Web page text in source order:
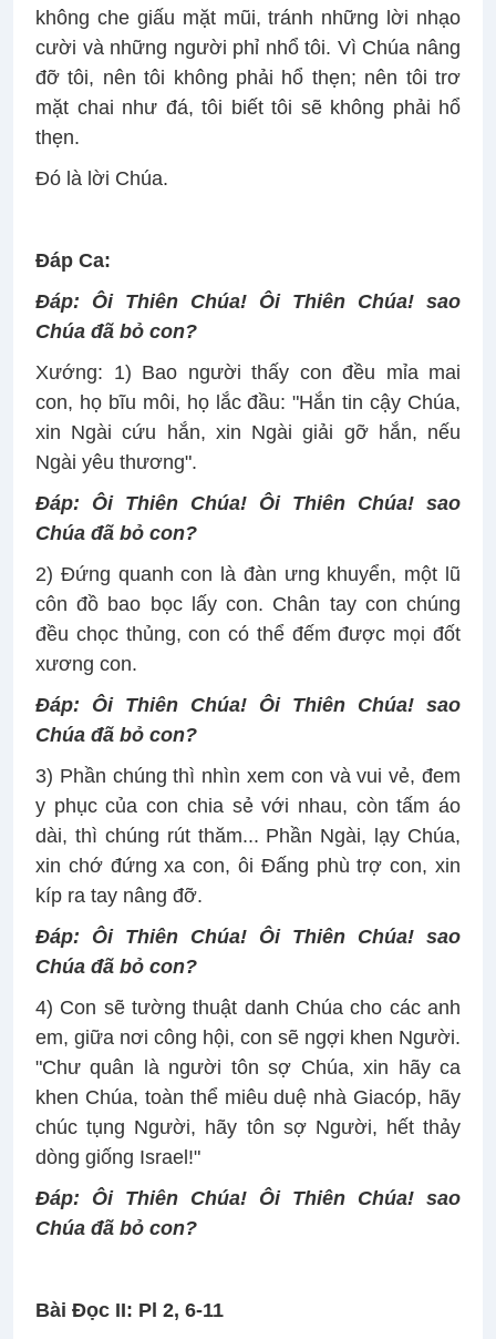
không che giấu mặt mũi, tránh những lời nhạo
cười và những người phỉ nhổ tôi. Vì Chúa nâng
đỡ tôi, nên tôi không phải hổ thẹn; nên tôi trơ
mặt chai như đá, tôi biết tôi sẽ không phải hổ
thẹn.
Ðó là lời Chúa.
Ðáp Ca:
Ðáp: Ôi Thiên Chúa! Ôi Thiên Chúa! sao
Chúa đã bỏ con?
Xướng: 1) Bao người thấy con đều mỉa mai
con, họ bĩu môi, họ lắc đầu: "Hắn tin cậy Chúa,
xin Ngài cứu hắn, xin Ngài giải gỡ hắn, nếu
Ngài yêu thương".
Ðáp: Ôi Thiên Chúa! Ôi Thiên Chúa! sao
Chúa đã bỏ con?
2) Ðứng quanh con là đàn ưng khuyển, một lũ
côn đồ bao bọc lấy con. Chân tay con chúng
đều chọc thủng, con có thể đếm được mọi đốt
xương con.
Ðáp: Ôi Thiên Chúa! Ôi Thiên Chúa! sao
Chúa đã bỏ con?
3) Phần chúng thì nhìn xem con và vui vẻ, đem
y phục của con chia sẻ với nhau, còn tấm áo
dài, thì chúng rút thăm... Phần Ngài, lạy Chúa,
xin chớ đứng xa con, ôi Ðấng phù trợ con, xin
kíp ra tay nâng đỡ.
Ðáp: Ôi Thiên Chúa! Ôi Thiên Chúa! sao
Chúa đã bỏ con?
4) Con sẽ tường thuật danh Chúa cho các anh
em, giữa nơi công hội, con sẽ ngợi khen Người.
"Chư quân là người tôn sợ Chúa, xin hãy ca
khen Chúa, toàn thể miêu duệ nhà Giacóp, hãy
chúc tụng Người, hãy tôn sợ Người, hết thảy
dòng giống Israel!"
Ðáp: Ôi Thiên Chúa! Ôi Thiên Chúa! sao
Chúa đã bỏ con?
Bài Ðọc II: Pl 2, 6-11